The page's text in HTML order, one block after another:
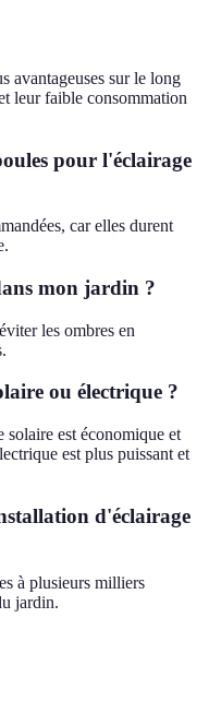
avantageuses sur le long
leur faible consommation
pour l'éclairage
car elles durent
mon jardin ?
les ombres en
ou électrique ?
solaire est économique et
est plus puissant et
d'éclairage
à plusieurs milliers
jardin.